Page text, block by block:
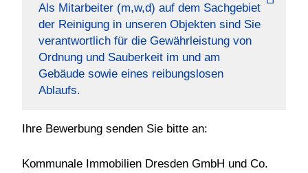
Als Mitarbeiter (m,w,d) auf dem Sachgebiet
der Reinigung in unseren Objekten sind Sie
verantwortlich für die Gewährleistung von
Ordnung und Sauberkeit im und am
Gebäude sowie eines reibungslosen
Ablaufs.
Ihre Bewerbung senden Sie bitte an:
Kommunale Immobilien Dresden GmbH und Co.